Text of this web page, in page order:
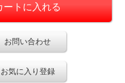
お問い合わせ
お気に入り登録